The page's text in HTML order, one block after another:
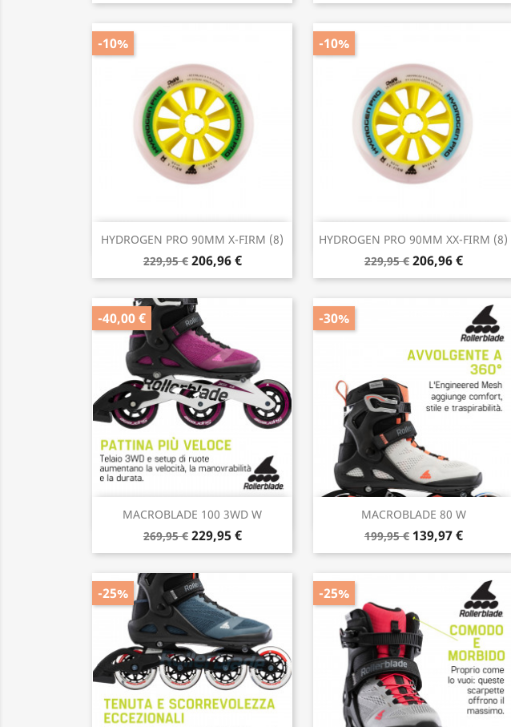
HYDROGEN PRO 90MM X-FIRM (8)
229,95 € 206,96 €
-10%
Anteprima
HYDROGEN PRO 90MM XX-FIRM (8)
229,95 € 206,96 €
-10%
Anteprima
MACROBLADE 100 3WD W
269,95 € 229,95 €
-40,00 €
Anteprima
MACROBLADE 80 W
199,95 € 139,97 €
-30%
Anteprima
-25% -25%